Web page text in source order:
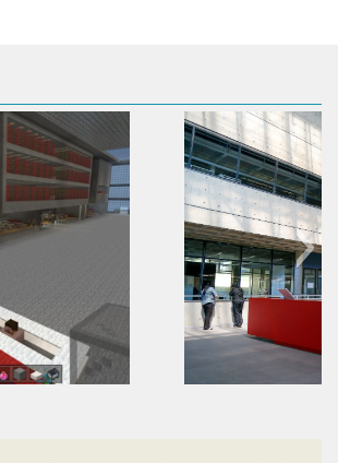
Científica
de Pesquisa e Inovação
de Curso